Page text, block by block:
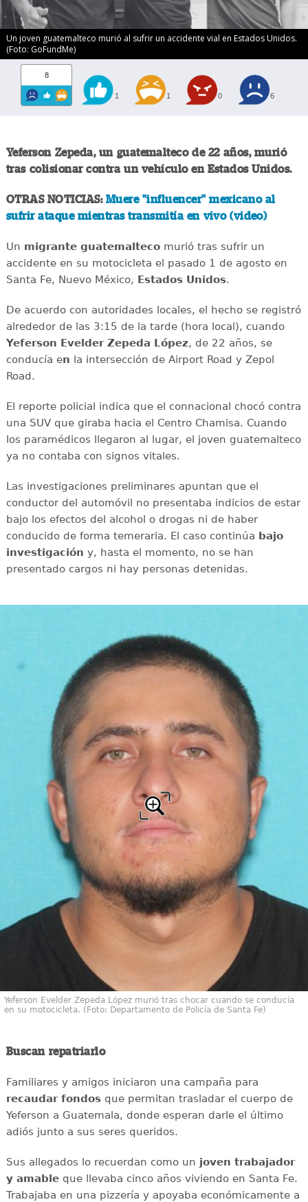
Un joven guatemalteco murió al sufrir un accidente vial en Estados Unidos.
(Foto: GoFundMe)
8
1 1 0 6
Yeferson Zepeda, un guatemalteco de 22 años, murió
tras colisionar contra un vehículo en Estados Unidos.
OTRAS NOTICIAS: Muere "influencer" mexicano al
sufrir ataque mientras transmitía en vivo (video)
Un migrante guatemaltecomurió tras sufrir un
accidente en su motocicleta el pasado 1 de agosto en
Santa Fe, Nuevo México, Estados Unidos.
De acuerdo con autoridades locales, el hecho se registró
alrededor de las 3:15 de la tarde (hora local), cuando
Yeferson Evelder Zepeda López, de 22 años, se
conducía en la intersección de Airport Road y Zepol
Road.
El reporte policial indica que el connacional chocó contra
una SUV que giraba hacia el Centro Chamisa. Cuando
los paramédicos llegaron al lugar, el joven guatemalteco
ya no contaba con signos vitales.
Las investigaciones preliminares apuntan que el
conductor del automóvil no presentaba indicios de estar
bajo los efectos del alcohol o drogas ni de haber
conducido de forma temeraria. El caso continúa bajo
investigación y, hasta el momento, no se han
presentado cargos ni hay personas detenidas.
Yeferson Evelder Zepeda López murió tras chocar cuando se conducía
en su motocicleta. (Foto: Departamento de Policía de Santa Fe)
Buscan repatriarlo
Familiares y amigos iniciaron una campaña para
recaudar fondosque permitan trasladar el cuerpo de
Yeferson a Guatemala, donde esperan darle el último
adiós junto a sus seres queridos.
Sus allegados lo recuerdan como un joven trabajador
y amableque llevaba cinco años viviendo en Santa Fe.
Trabajaba en una pizzería y apoyaba económicamente a